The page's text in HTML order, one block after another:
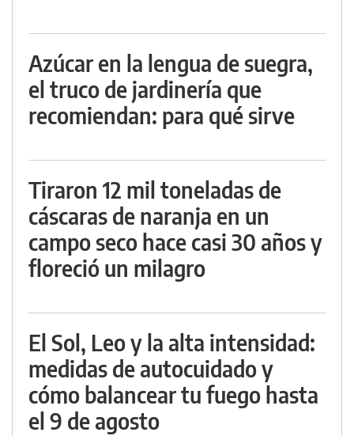
Azúcar en la lengua de suegra,
el truco de jardinería que
recomiendan: para qué sirve
Tiraron 12 mil toneladas de
cáscaras de naranja en un
campo seco hace casi 30 años y
floreció un milagro
El Sol, Leo y la alta intensidad:
medidas de autocuidado y
cómo balancear tu fuego hasta
el 9 de agosto